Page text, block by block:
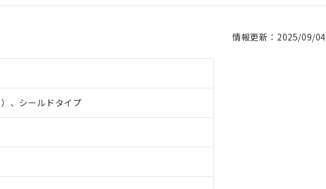
情報更新：2025/09/04
、シールドタイプ